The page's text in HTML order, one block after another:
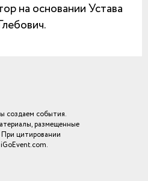
на основании Устава
создаем события.
размещенные
При цитировании